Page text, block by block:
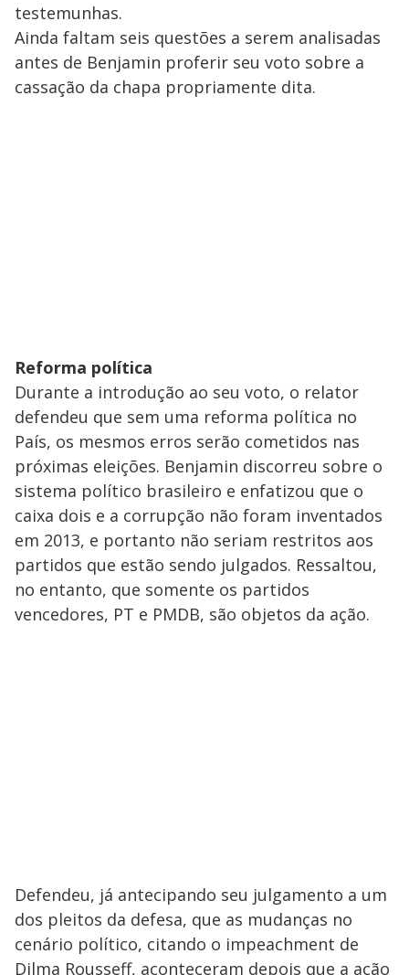
testemunhas.
Ainda faltam seis questões a serem analisadas
antes de Benjamin proferir seu voto sobre a
cassação da chapa propriamente dita.
Reforma política
Durante a introdução ao seu voto, o relator
defendeu que sem uma reforma política no
País, os mesmos erros serão cometidos nas
próximas eleições. Benjamin discorreu sobre o
sistema político brasileiro e enfatizou que o
caixa dois e a corrupção não foram inventados
em 2013, e portanto não seriam restritos aos
partidos que estão sendo julgados. Ressaltou,
no entanto, que somente os partidos
vencedores, PT e PMDB, são objetos da ação.
Defendeu, já antecipando seu julgamento a um
dos pleitos da defesa, que as mudanças no
cenário político, citando o impeachment de
Dilma Rousseff, aconteceram depois que a ação